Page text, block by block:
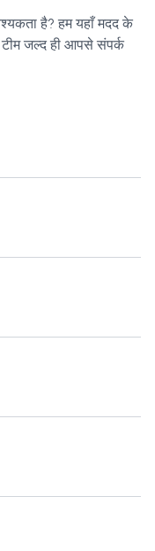
है? हम यहाँ मदद के
जल्द ही आपसे संपर्क